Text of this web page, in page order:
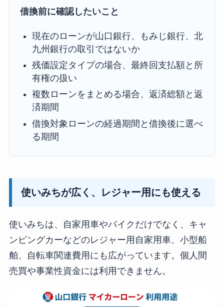
借換前に確認したいこと
現在のローンが山口銀行、もみじ銀行、北
九州銀行の取引ではないか
残価設定タイプの場合、最終回支払額と所
有権の扱い
複数ローンをまとめる場合、返済総額と返
済期間
借換対象ローンの経過期間と借換後に選べ
る期間
使いみちが広く、レジャー用にも使える
使いみちは、自家用車やバイクだけでなく、キャ
ンピングカーなどのレジャー用自家用車、小型船
舶、自転車関連費用にも広がっています。個人間
売買や事業性資金には利用できません。